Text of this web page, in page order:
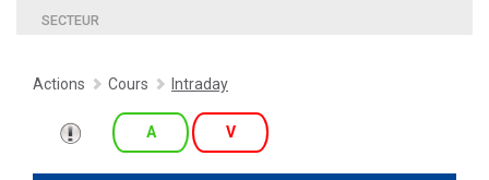
SECTEUR
Actions Cours Intraday
A V